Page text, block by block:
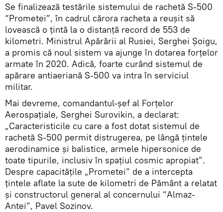
Se finalizează testările sistemului de rachetă S-500
“Prometei”, în cadrul cărora racheta a reușit să
lovească o țintă la o distanță record de 553 de
kilometri. Ministrul Apărării al Rusiei, Serghei Șoigu,
a promis că noul sistem va ajunge în dotarea forțelor
armate în 2020. Adică, foarte curând sistemul de
apărare antiaeriană S-500 va intra în serviciul
militar.
Mai devreme, comandantul-șef al Forțelor
Aerospațiale, Serghei Surovikin, a declarat:
„Caracteristicile cu care a fost dotat sistemul de
rachetă S-500 permit distrugerea, pe lângă țintele
aerodinamice și balistice, armele hipersonice de
toate tipurile, inclusiv în spațiul cosmic apropiat”.
Despre capacitățile „Prometei” de a intercepta
țintele aflate la sute de kilometri de Pământ a relatat
și constructorul general al concernului “Almaz-
Antei”, Pavel Sozinov.